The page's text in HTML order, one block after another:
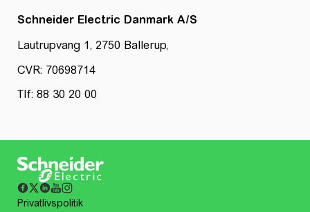
Schneider Electric Danmark A/S
Lautrupvang 1, 2750 Ballerup,
CVR: 70698714
Tlf: 88 30 20 00
Privatlivspolitik